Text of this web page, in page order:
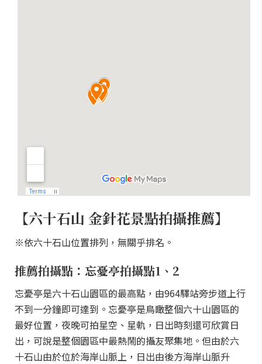
【六十石山 金針花景點拍攝推薦】
※依六十石山位置排列，無關乎排名。
推薦拍攝點：忘憂亭拍攝點1、2
忘憂亭是六十石山園區的最高點，由964驛站旁步道上行
不到一分鐘即可達到。忘憂亭是鳥瞰整個六十山園區的
最好位置，夜晚可拍星空、星軌，日出時刻還可欣賞日
出，可說是整個園區中最熱鬧的攝友聚集地。但由於六
十石山由於位於海岸山脈上，日出由後方海岸山脈升